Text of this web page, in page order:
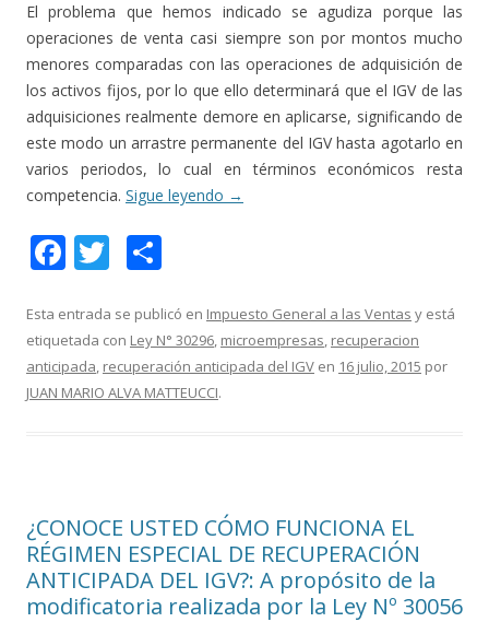
El problema que hemos indicado se agudiza porque las
operaciones de venta casi siempre son por montos mucho
menores comparadas con las operaciones de adquisición de
los activos fijos, por lo que ello determinará que el IGV de las
adquisiciones realmente demore en aplicarse, significando de
este modo un arrastre permanente del IGV hasta agotarlo en
varios periodos, lo cual en términos económicos resta
competencia. Sigue leyendo →
F
e
b
o
T
itt
er
m
p
ar
Esta entrada se publicó en Impuesto General a las Ventas y está
etiquetada con Ley N° 30296, microempresas, recuperacion
anticipada, recuperación anticipada del IGV en 16 julio, 2015 por
JUAN MARIO ALVA MATTEUCCI.
¿CONOCE USTED CÓMO FUNCIONA EL
RÉGIMEN ESPECIAL DE RECUPERACIÓN
ANTICIPADA DEL IGV?: A propósito de la
modificatoria realizada por la Ley Nº 30056